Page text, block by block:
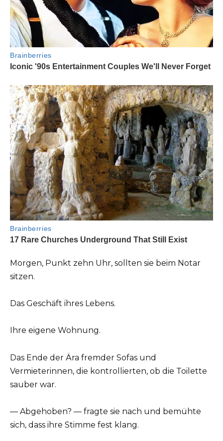
Morgen, Punkt zehn Uhr, sollten sie beim Notar
sitzen.
Das Geschäft ihres Lebens.
Ihre eigene Wohnung.
Das Ende der Ära fremder Sofas und
Vermieterinnen, die kontrollierten, ob die Toilette
sauber war.
— Abgehoben? — fragte sie nach und bemühte
sich, dass ihre Stimme fest klang.